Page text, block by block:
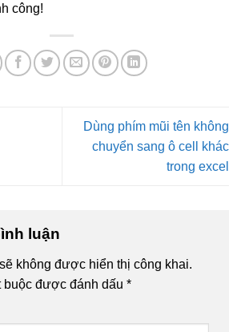
công!
Dùng phím mũi tên không
chuyển sang ô cell khác
trong excel
luận
không được hiển thị công khai.
được đánh dấu *